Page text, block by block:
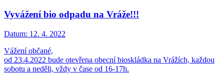
Vyvážení bio odpadu na Vráže!!!
Datum: 12. 4. 2022
Vážení občané,
od 23.4.2022 bude otevřena obecní bioskládka na Vrážích, každou
sobotu a neděli, vždy v čase od 16-17h.